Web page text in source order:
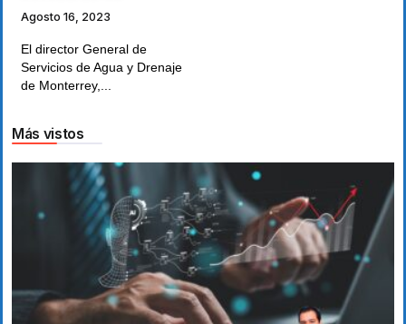
Agosto 16, 2023
El director General de
Servicios de Agua y Drenaje
de Monterrey,...
Más vistos